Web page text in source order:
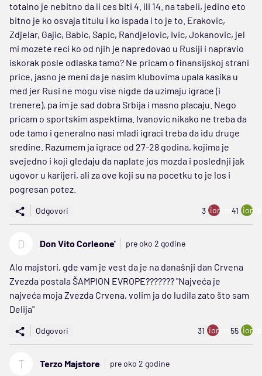
totalno je nebitno da li ces biti 4. ili 14. na tabeli, jedino eto
bitno je ko osvaja titulu i ko ispada i to je to. Erakovic,
Zdjelar, Gajic, Babic, Sapic, Randjelovic, Ivic, Jokanovic, jel
mi mozete reci ko od njih je napredovao u Rusiji i napravio
iskorak posle odlaska tamo? Ne pricam o finansijskoj strani
price, jasno je meni da je nasim klubovima upala kasika u
med jer Rusi ne mogu vise nigde da uzimaju igrace (i
trenere), pa im je sad dobra Srbija i masno placaju. Nego
pricam o sportskim aspektima. Ivanovic nikako ne treba da
ode tamo i generalno nasi mladi igraci treba da idu druge
sredine. Razumem ja igrace od 27-28 godina, kojima je
svejedno i koji gledaju da naplate jos mozda i poslednji jak
ugovor u karijeri, ali za ove koji su na pocetku to je los i
pogresan potez.
Odgovori 3 ion:minus
41
D Don Vito Corleone' pre oko 2 godine
Alo majstori, gde vam je vest da je na današnji dan Crvena
Zvezda postala ŠAMPION EVROPE??????? "Najveća je
najveća moja Zvezda Crvena, volim ja do ludila zato što sam
Delija"
Odgovori 31 ion:minus
55
T Terzo Majstore pre oko 2 godine